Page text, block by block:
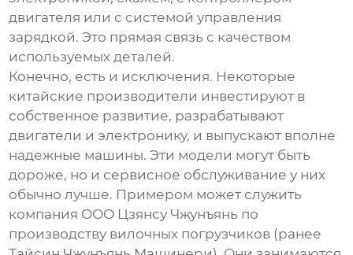
двигателя или с системой управления
зарядкой. Это прямая связь с качеством
используемых деталей.
Конечно, есть и исключения. Некоторые
китайские производители инвестируют в
собственное развитие, разрабатывают
двигатели и электронику, и выпускают вполне
надежные машины. Эти модели могут быть
дороже, но и сервисное обслуживание у них
обычно лучше. Примером может служить
компания ООО Цзянсу Чжунъянь по
производству вилочных погрузчиков (ранее